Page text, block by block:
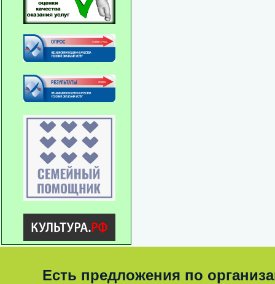
Есть предложения по